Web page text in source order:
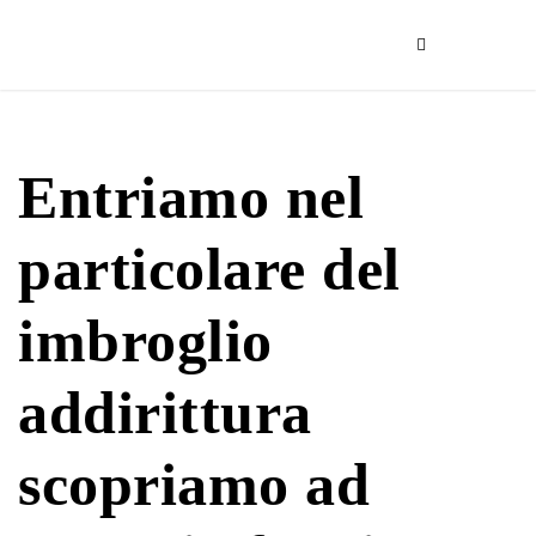
Entriamo nel
particolare del
imbroglio
addirittura
scopriamo ad